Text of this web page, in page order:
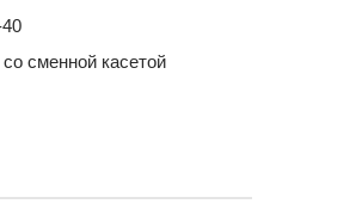
сменной касетой